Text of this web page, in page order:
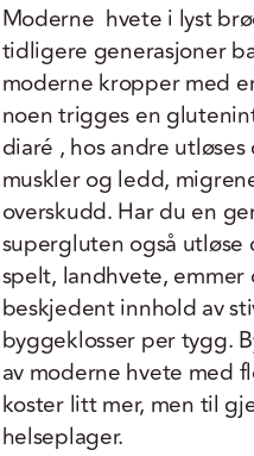
Moderne hvete i lyst
tidligere generasjoner
moderne kropper med
noen trigges en
diaré , hos andre
muskler og ledd,
overskudd. Har du en
supergluten også
spelt, landhvete,
beskjedent innhold av
byggeklosser per tygg.
av moderne hvete med
koster litt mer, men til
helseplager.